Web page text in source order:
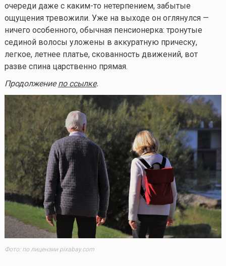
очереди даже с каким-то нетерпением, забытые
ощущения тревожили. Уже на выходе он оглянулся —
ничего особенного, обычная пенсионерка: тронутые
сединой волосы уложены в аккуратную прическу,
легкое, летнее платье, скованность движений, вот
разве спина царственно прямая.
Продолжениепо ссылке.
Фото: по лицензии pixabay.com